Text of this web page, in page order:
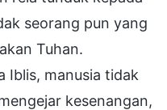
seorang pun yang
Tuhan.
Iblis, manusia tidak
kesenangan,